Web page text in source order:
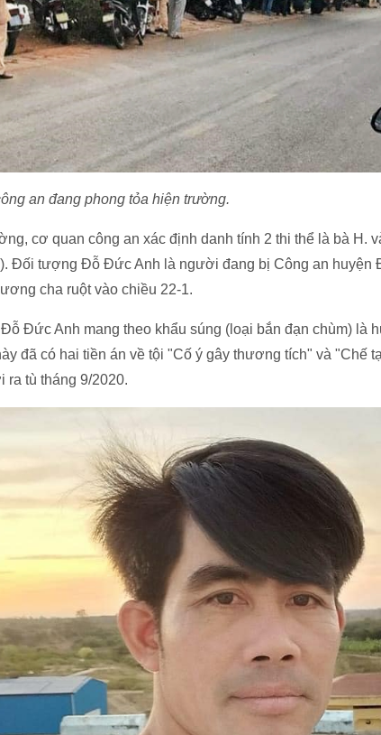
an đang phong tỏa hiện trường.
cơ quan công an xác định danh tính 2 thi thể là bà H.
Đối tượng Đỗ Đức Anh là người đang bị Công an huyện
cha ruột vào chiều 22-1.
Đức Anh mang theo khẩu súng (loại bắn đạn chùm) là
đã có hai tiền án về tội "Cố ý gây thương tích" và "Chế
ra tù tháng 9/2020.